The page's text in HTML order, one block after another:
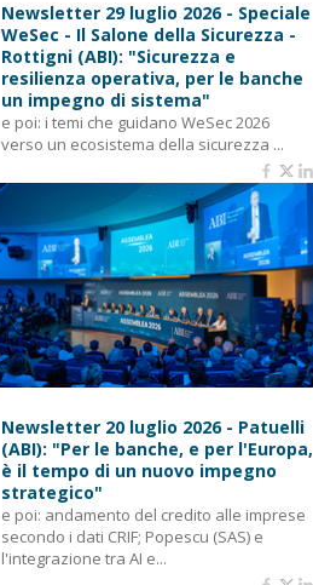
Newsletter 29 luglio 2026 - Speciale
WeSec - Il Salone della Sicurezza -
Rottigni (ABI): "Sicurezza e
resilienza operativa, per le banche
un impegno di sistema"
e poi: i temi che guidano WeSec 2026
verso un ecosistema della sicurezza ...
Newsletter 20 luglio 2026 - Patuelli
(ABI): "Per le banche, e per l'Europa,
è il tempo di un nuovo impegno
strategico"
e poi: andamento del credito alle imprese
secondo i dati CRIF; Popescu (SAS) e
l'integrazione tra AI e...